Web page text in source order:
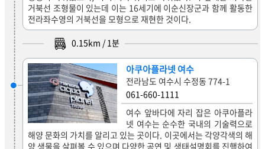
거북선 조형물이 있는데 이는 16세기에 이순신장군과 함께 활동한
전라좌수영의 거북선을 모형으로 재현한 것이다.
0.15km / 1분
아쿠아플라넷 여수
전라남도 여수시 수정동 774-1
061-660-1111
여수 앞바다에 자리 잡은 아쿠아플라
넷 여수는 순수한 국내의 기술력으로
해양 문화의 가치를 알리고 있는 곳이다. 이곳에서는 각양각색의 해
양 생물을 살펴볼 수 있으며 다양한 공연 및 생태설명회를 진행하여